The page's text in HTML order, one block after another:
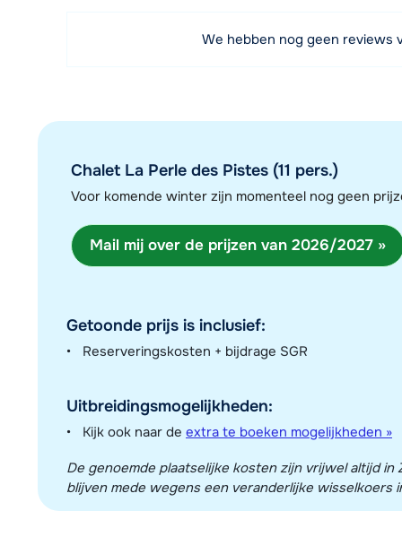
We hebben nog geen reviews
Chalet La Perle des Pistes (11 pers.)
Voor komende winter zijn momenteel nog geen
Mail mij over de prijzen van 2026/2027 »
Getoonde prijs is inclusief:
Reserveringskosten + bijdrage SGR
Uitbreidingsmogelijkheden:
Kijk ook naar de extra te boeken mogelijkheden »
De genoemde plaatselijke kosten zijn vrijwel altijd
blijven mede wegens een veranderlijke wisselkoers